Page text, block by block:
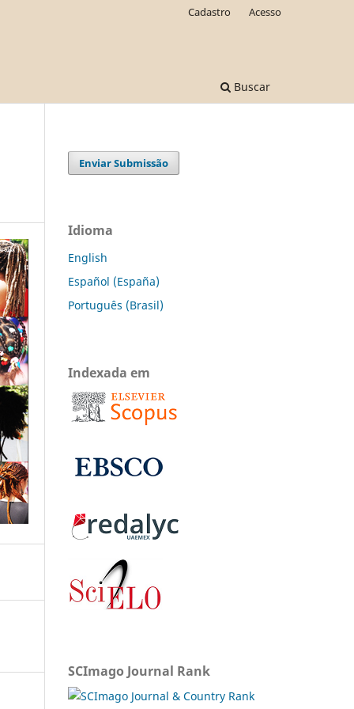
Buscar
Cadastro Acesso
Enviar Submissão
Idioma
English
Español (España)
Português (Brasil)
Indexada em
SCImago Journal Rank